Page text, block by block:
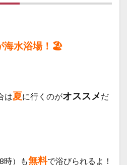
海水浴場！🏖️
は夏に行くのがオススメだ
時）も無料で浴びられるよ！